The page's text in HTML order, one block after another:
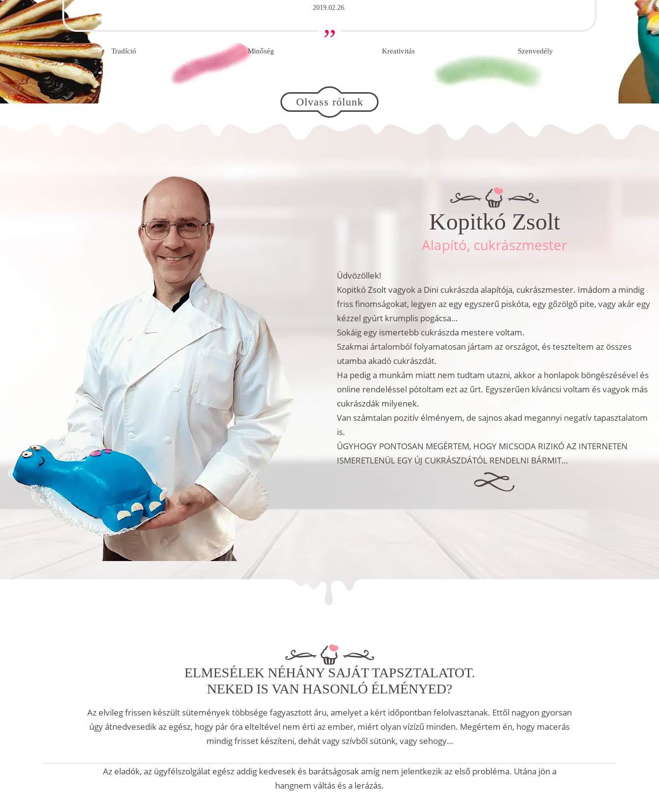
2019.02.26.
Tradíció Minőség Kreativitás Szenvedély
Olvass rólunk
Kopitkó Zsolt
Alapító, cukrászmester
Üdvözöllek!
Kopitkó Zsolt vagyok a Dini cukrászda alapítója, cukrászmester. Imádom a mindig
friss finomságokat, legyen az egy egyszerű piskóta, egy gőzölgő pite, vagy akár egy
kézzel gyúrt krumplis pogácsa…
Sokáig egy ismertebb cukrászda mestere voltam.
Szakmai ártalomból folyamatosan jártam az országot, és teszteltem az összes
utamba akadó cukrászdát.
Ha pedig a munkám miatt nem tudtam utazni, akkor a honlapok böngészésével és
online rendeléssel pótoltam ezt az űrt. Egyszerűen kíváncsi voltam és vagyok más
cukrászdák milyenek.
Van számtalan pozitív élményem, de sajnos akad megannyi negatív tapasztalatom
is.
ÚGYHOGY PONTOSAN MEGÉRTEM, HOGY MICSODA RIZIKÓ AZ INTERNETEN
ISMERETLENÜL EGY ÚJ CUKRÁSZDÁTÓL RENDELNI BÁRMIT…
ELMESÉLEK NÉHÁNY SAJÁT TAPSZTALATOT.
NEKED IS VAN HASONLÓ ÉLMÉNYED?
Az elvileg frissen készült sütemények többsége fagyasztott áru, amelyet a kért időpontban felolvasztanak. Ettől nagyon gyorsan
úgy átnedvesedik az egész, hogy pár óra elteltével nem érti az ember, miért olyan vízízű minden. Megértem én, hogy macerás
mindig frisset készíteni, dehát vagy szívből sütünk, vagy sehogy…
Az eladók, az ügyfélszolgálat egész addig kedvesek és barátságosak amíg nem jelentkezik az első probléma. Utána jön a
hangnem váltás és a lerázás.